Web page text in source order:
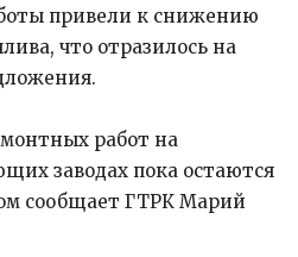
привели к снижению
что отразилось на
работ на
заводах пока остаются
сообщает ГТРК Марий